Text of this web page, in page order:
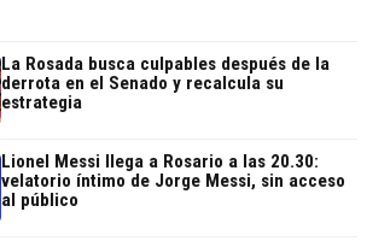
La Rosada busca culpables después de la
derrota en el Senado y recalcula su
estrategia
Lionel Messi llega a Rosario a las 20.30:
velatorio íntimo de Jorge Messi, sin acceso
al público